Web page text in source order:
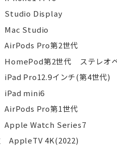
Studio Display
Studio
Pro第2世代
第2世代 ステレオ
Pro12.9インチ(第4世代)
mini6
Pro第1世代
Watch Series7
AppleTV 4K(2022)